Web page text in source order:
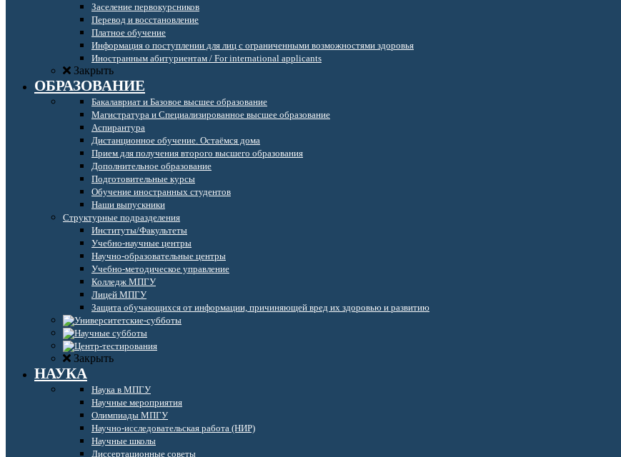
Заселение первокурсников
Перевод и восстановление
Платное обучение
Информация о поступлении для лиц с ограниченными возможностями здоровья
Иностранным абитуриентам / For international applicants
Закрыть
ОБРАЗОВАНИЕ
Бакалавриат и Базовое высшее образование
Магистратура и Специализированное высшее образование
Аспирантура
Дистанционное обучение. Остаёмся дома
Прием для получения второго высшего образования
Дополнительное образование
Подготовительные курсы
Обучение иностранных студентов
Наши выпускники
Структурные подразделения
Институты/Факультеты
Учебно-научные центры
Научно-образовательные центры
Учебно-методическое управление
Колледж МПГУ
Лицей МПГУ
Защита обучающихся от информации, причиняющей вред их здоровью и развитию
Закрыть
НАУКА
Наука в МПГУ
Научные мероприятия
Олимпиады МПГУ
Научно-исследовательская работа (НИР)
Научные школы
Диссертационные советы